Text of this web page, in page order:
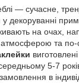
— сучасне,
декоруванні
на очах,
та по-
виготовлені
5-7
в